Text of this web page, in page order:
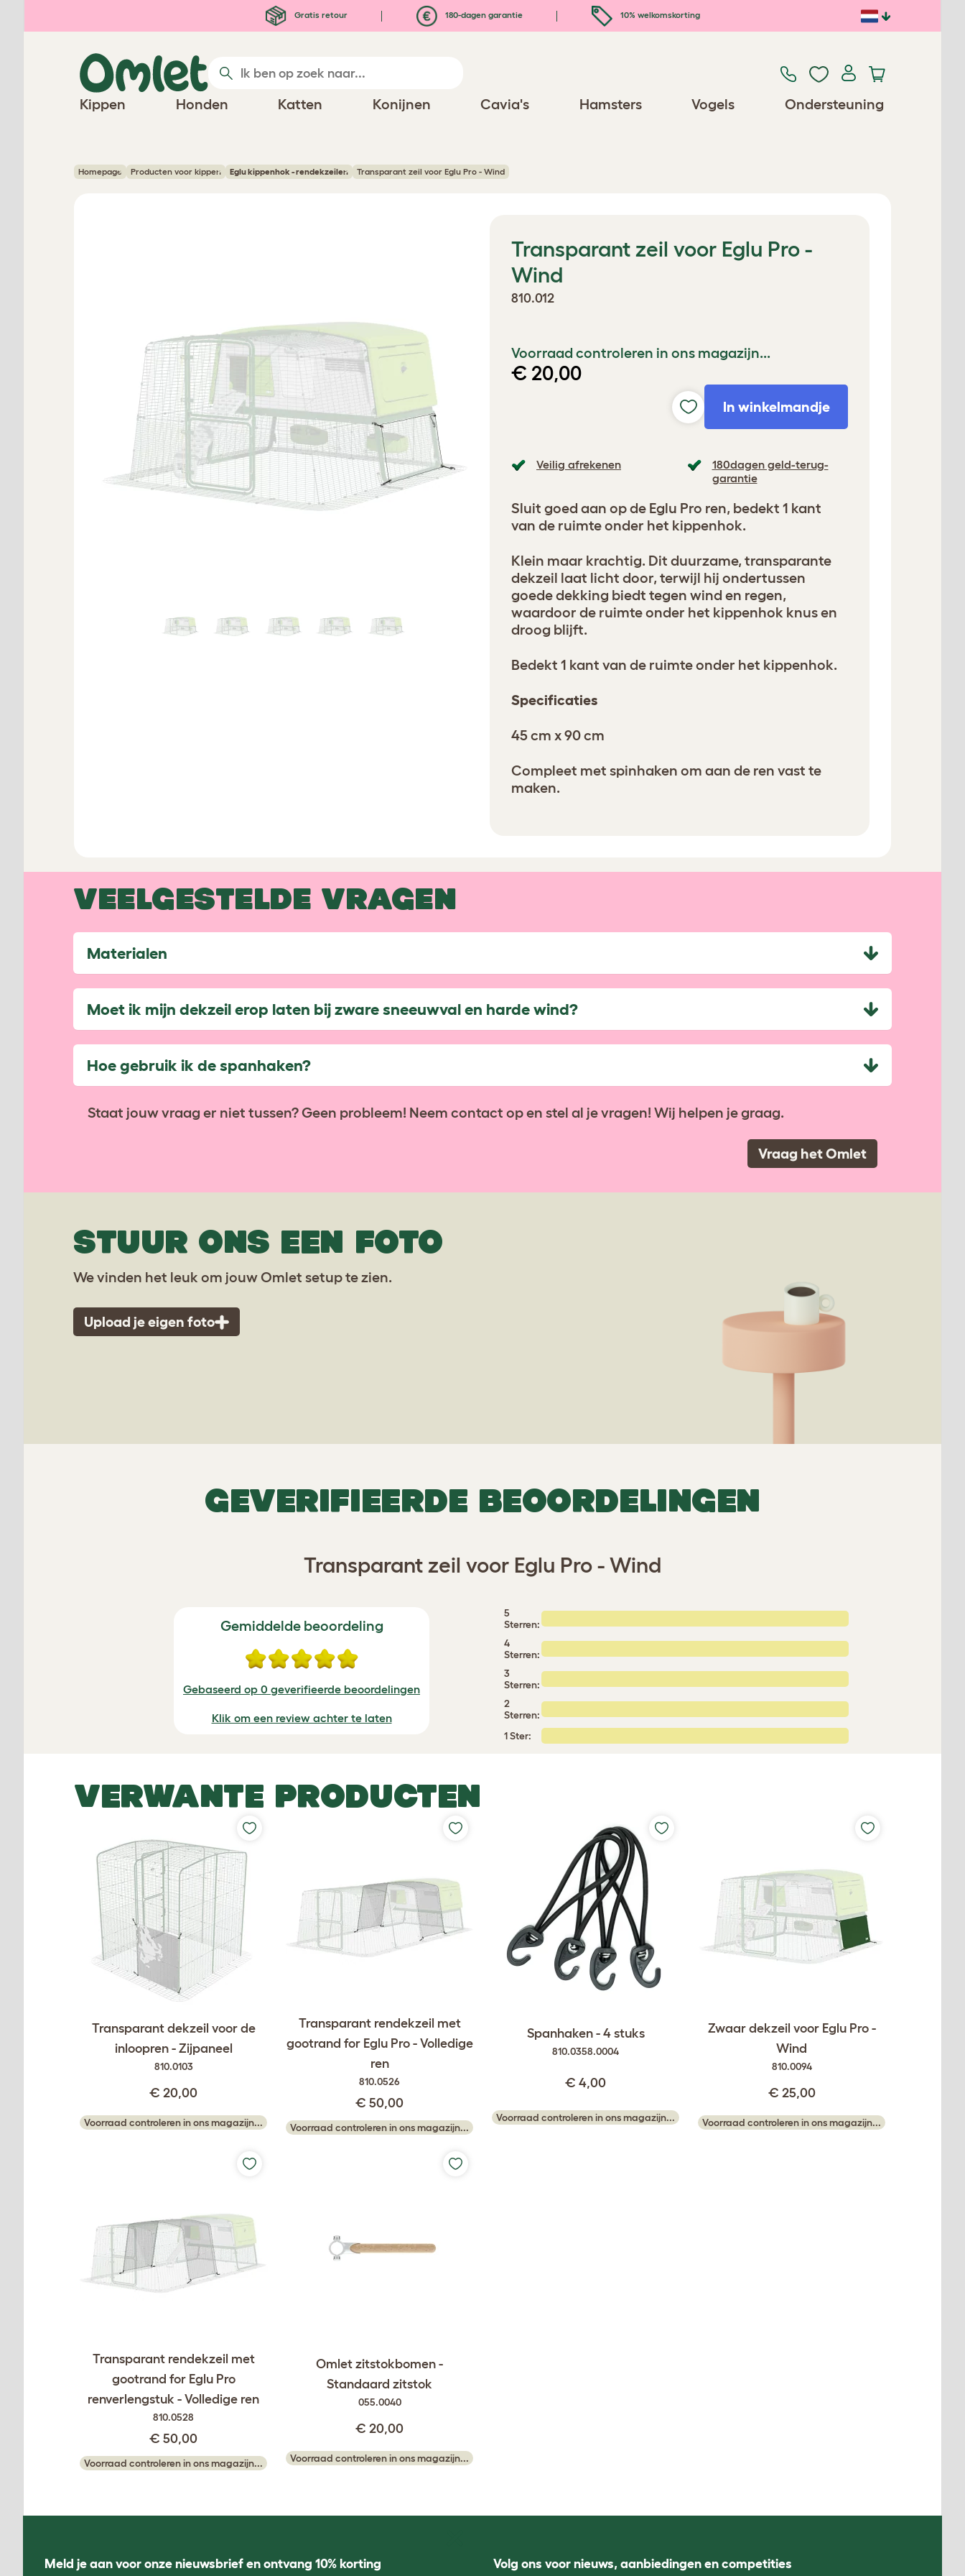
Gratis retour 180-dagen garantie 10% welkomskorting
Kippen Honden Katten Konijnen Cavia's Hamsters Vogels Ondersteuning
Homepage Producten voor kippen Eglu kippenhok - rendekzeilen Transparant zeil voor Eglu Pro - Wind
Transparant zeil voor Eglu Pro -
Wind
810.012
Voorraad controleren in ons magazijn...
€ 20,00
In winkelmandje
Veilig afrekenen
180dagen geld-terug-
garantie
Sluit goed aan op de Eglu Pro ren, bedekt 1 kant
van de ruimte onder het kippenhok.
Klein maar krachtig. Dit duurzame, transparante
dekzeil laat licht door, terwijl hij ondertussen
goede dekking biedt tegen wind en regen,
waardoor de ruimte onder het kippenhok knus en
droog blijft.
Bedekt 1 kant van de ruimte onder het kippenhok.
Specificaties
45 cm x 90 cm
Compleet met spinhaken om aan de ren vast te
maken.
VEELGESTELDE VRAGEN
Materialen
Moet ik mijn dekzeil erop laten bij zware sneeuwval en harde wind?
Hoe gebruik ik de spanhaken?
Staat jouw vraag er niet tussen? Geen probleem! Neem contact op en stel al je vragen! Wij helpen je graag.
Vraag het Omlet
STUUR ONS EEN FOTO
We vinden het leuk om jouw Omlet setup te zien.
Upload je eigen foto
GEVERIFIEERDE BEOORDELINGEN
Transparant zeil voor Eglu Pro - Wind
Gemiddelde beoordeling
Gebaseerd op 0 geverifieerde beoordelingen
Klik om een review achter te laten
5
Sterren:
4
Sterren:
3
Sterren:
2
Sterren:
1 Ster:
VERWANTE PRODUCTEN
Transparant dekzeil voor de
inloopren - Zijpaneel
810.0103
€ 20,00
Voorraad controleren in ons magazijn...
Transparant rendekzeil met
gootrand for Eglu Pro - Volledige
ren
810.0526
€ 50,00
Voorraad controleren in ons magazijn...
Spanhaken - 4 stuks
810.0358.0004
€ 4,00
Voorraad controleren in ons magazijn...
Zwaar dekzeil voor Eglu Pro -
Wind
810.0094
€ 25,00
Voorraad controleren in ons magazijn...
Transparant rendekzeil met
gootrand for Eglu Pro
renverlengstuk - Volledige ren
810.0528
€ 50,00
Voorraad controleren in ons magazijn...
Omlet zitstokbomen -
Standaard zitstok
055.0040
€ 20,00
Voorraad controleren in ons magazijn...
Meld je aan voor onze nieuwsbrief en ontvang 10% korting Volg ons voor nieuws, aanbiedingen en competities